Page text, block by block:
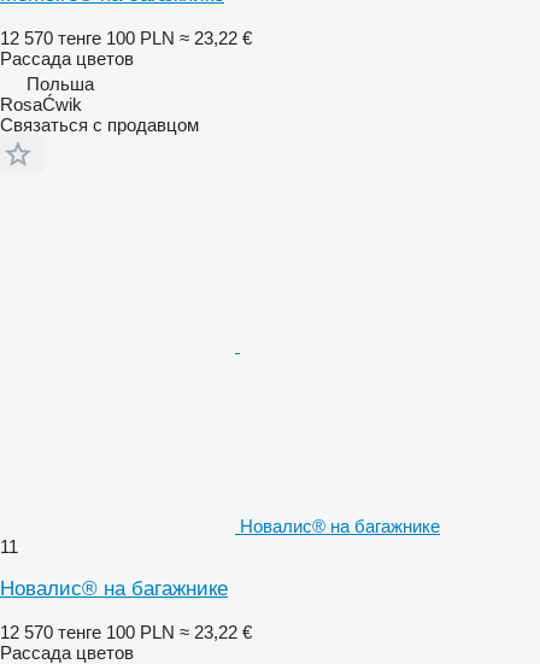
12 570 тенге 100 PLN ≈ 23,22 €
Рассада цветов
Польша
RosaĆwik
Связаться с продавцом
Новалис® на багажнике
11
Новалис® на багажнике
12 570 тенге 100 PLN ≈ 23,22 €
Рассада цветов